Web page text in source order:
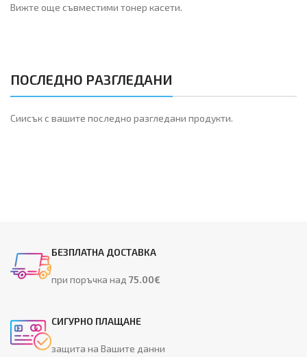
Вижте още съвместими тонер касети.
ПОСЛЕДНО РАЗГЛЕДАНИ
Сиисък с вашите последно разгледани продукти.
БЕЗПЛАТНА ДОСТАВКА
при поръчка над75.00€
СИГУРНО ПЛАЩАНЕ
защита на Вашите данни